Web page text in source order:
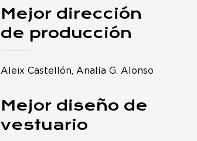
Mejor dirección
de producción
Aleix Castellón, Analía G. Alonso
Mejor diseño de
vestuario